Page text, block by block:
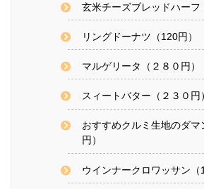
玄米チーズブレッドハーフ
リングドーナツ（120円）
マルゲリータ（２８０円）
スィートバター（２３０円）
おすすめクルミ生地のダマ
円）
ウインナークロワッサン（